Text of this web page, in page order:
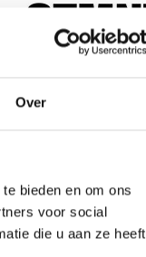
Over
bieden en om ons
voor social
die u aan ze heeft